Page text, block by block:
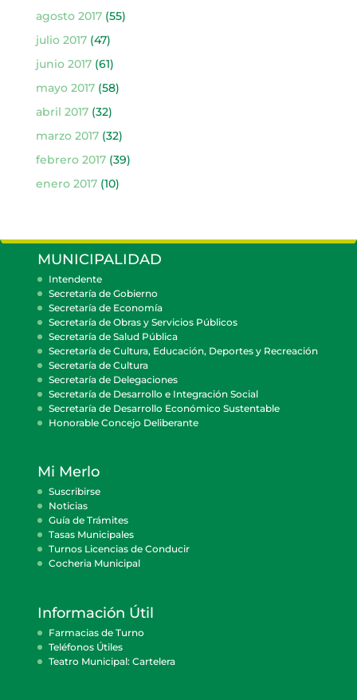
agosto 2017(55)
julio 2017(47)
junio 2017(61)
mayo 2017(58)
abril 2017(32)
marzo 2017(32)
febrero 2017(39)
enero 2017(10)
MUNICIPALIDAD
Intendente
Secretaría de Gobierno
Secretaría de Economía
Secretaría de Obras y Servicios Públicos
Secretaría de Salud Pública
Secretaría de Cultura, Educación, Deportes y Recreación
Secretaría de Cultura
Secretaría de Delegaciones
Secretaría de Desarrollo e Integración Social
Secretaría de Desarrollo Económico Sustentable
Honorable Concejo Deliberante
Mi Merlo
Suscribirse
Noticias
Guía de Trámites
Tasas Municipales
Turnos Licencias de Conducir
Cocheria Municipal
Información Útil
Farmacias de Turno
Teléfonos Útiles
Teatro Municipal: Cartelera